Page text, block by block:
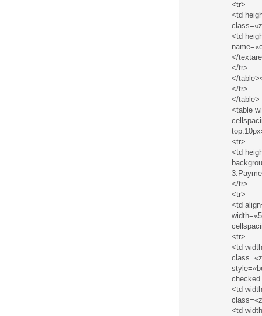
<tr>
<td
<td
</
</tr>
</
</tr>
</table>
<table
<tr>
<td
</tr>
<tr>
<td
<tr>
<td
<td
<td